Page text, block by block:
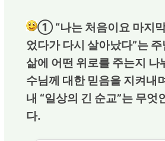
① “나는 처음이요 마지
었다가 다시 살아났다”는 주
삶에 어떤 위로를 주는지
수님께 대한 믿음을 지켜내
내 “일상의 긴 순교”는 무엇
다.